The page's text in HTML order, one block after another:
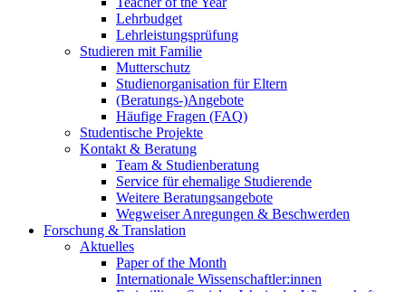
Lehrbudget
Lehrleistungsprüfung
Studieren mit Familie
Mutterschutz
Studienorganisation für Eltern
(Beratungs-)Angebote
Häufige Fragen (FAQ)
Studentische Projekte
Kontakt & Beratung
Team & Studienberatung
Service für ehemalige Studierende
Weitere Beratungsangebote
Wegweiser Anregungen & Beschwerden
Forschung & Translation
Aktuelles
Paper of the Month
Internationale Wissenschaftler:innen